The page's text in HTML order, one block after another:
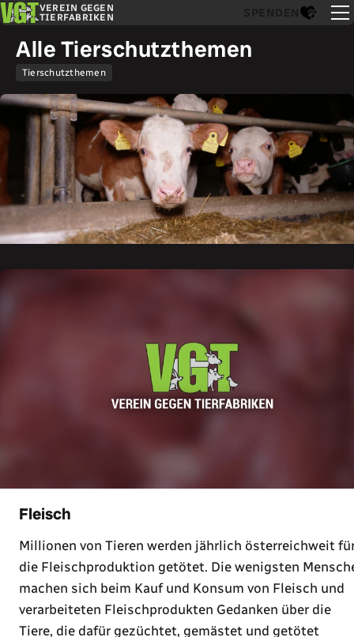
VEREIN GEGEN
TIERFABRIKEN
SPENDEN
Tierschutzthemen
Alle Tierschutzthemen
Fleisch
Millionen von Tieren werden jährlich österreichweit
die Fleischproduktion getötet. Die wenigsten
machen sich beim Kauf und Konsum von Fleisch und
verarbeiteten Fleischprodukten Gedanken über die
Tiere, die dafür gezüchtet, gemästet und getötet